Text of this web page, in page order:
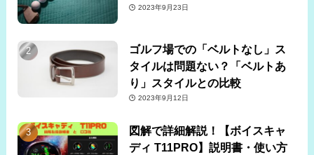
2023年9月23日
ゴルフ場での「ベルトなし」ス
タイルは問題ない？「ベルトあ
り」スタイルとの比較
2023年9月12日
図解で詳細解説！【ボイスキャ
ディ T11PRO】説明書・使い方